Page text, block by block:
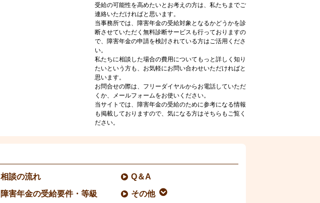
受給の可能性を高めたいとお考えの方は、私たちまでご
連絡いただければと思います。
当事務所では、障害年金の受給対象となるかどうかを診
断させていただく無料診断サービスも行っておりますの
で、障害年金の申請を検討されている方はご活用くださ
い。
私たちに相談した場合の費用についてもっと詳しく知り
たいという方も、お気軽にお問い合わせいただければと
思います。
お問合せの際は、フリーダイヤルからお電話していただ
くか、メールフォームをお使いください。
当サイトでは、障害年金の受給のために参考になる情報
も掲載しておりますので、気になる方はそちらもご覧く
ださい。
相談の流れ
障害年金の受給要件・等級
Q＆A
その他